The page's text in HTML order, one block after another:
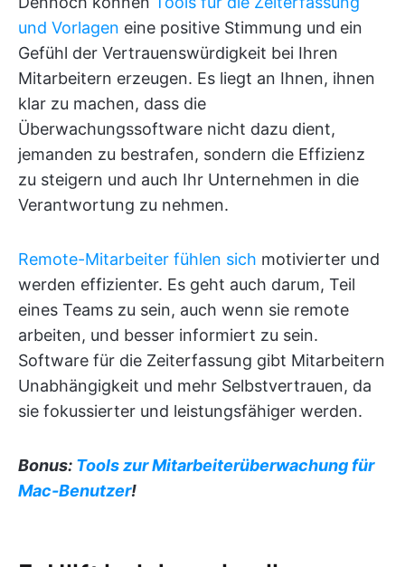
und Vorlagen eine positive Stimmung und ein
Gefühl der Vertrauenswürdigkeit bei Ihren
Mitarbeitern erzeugen. Es liegt an Ihnen, ihnen
klar zu machen, dass die
Überwachungssoftware nicht dazu dient,
jemanden zu bestrafen, sondern die Effizienz
zu steigern und auch Ihr Unternehmen in die
Verantwortung zu nehmen.
Remote-Mitarbeiter fühlen sich motivierter und
werden effizienter. Es geht auch darum, Teil
eines Teams zu sein, auch wenn sie remote
arbeiten, und besser informiert zu sein.
Software für die Zeiterfassung gibt Mitarbeitern
Unabhängigkeit und mehr Selbstvertrauen, da
sie fokussierter und leistungsfähiger werden.
Bonus: Tools zur Mitarbeiterüberwachung für
Mac-Benutzer!